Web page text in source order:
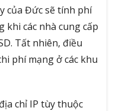
của Đức sẽ tính phí
khi các nhà cung cấp
Tất nhiên, điều
phí mạng ở các khu
chỉ IP tùy thuộc